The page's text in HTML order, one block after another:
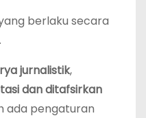
berlaku secara
jurnalistik,
dan ditafsirkan
ada pengaturan